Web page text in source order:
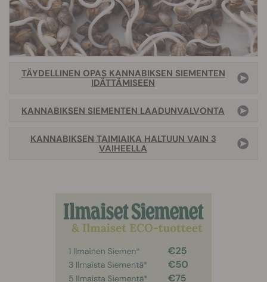
TÄYDELLINEN OPAS KANNABIKSEN SIEMENTEN
IDÄTTÄMISEEN
KANNABIKSEN SIEMENTEN LAADUNVALVONTA
KANNABIKSEN TAIMIAIKA HALTUUN VAIN 3
VAIHEELLA